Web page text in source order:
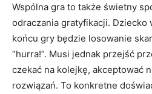
Wspólna gra to także świetny
odraczania gratyfikacji. Dziecko
końcu gry będzie losowanie
“hurra!”. Musi jednak przejść
czekać na kolejkę, akceptować
rozwiązań. To konkretne